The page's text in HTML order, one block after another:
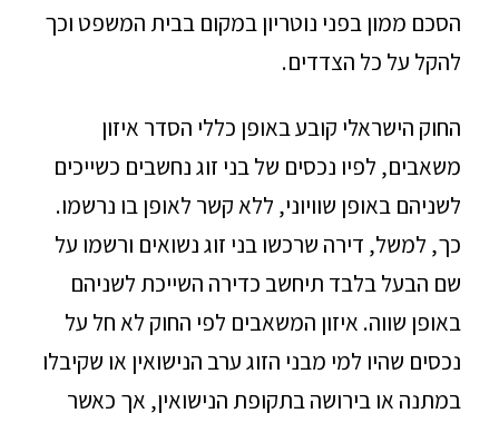
הסכם ממון בפני נוטריון במקום בבית המשפט וכך
להקל על כל הצדדים.
החוק הישראלי קובע באופן כללי הסדר איזון
משאבים, לפיו נכסים של בני זוג נחשבים כשייכים
לשניהם באופן שוויוני, ללא קשר לאופן בו נרשמו.
כך, למשל, דירה שרכשו בני זוג נשואים ורשמו על
שם הבעל בלבד תיחשב כדירה השייכת לשניהם
באופן שווה. איזון המשאבים לפי החוק לא חל על
נכסים שהיו למי מבני הזוג ערב הנישואין או שקיבלו
במתנה או בירושה בתקופת הנישואין, אך כאשר